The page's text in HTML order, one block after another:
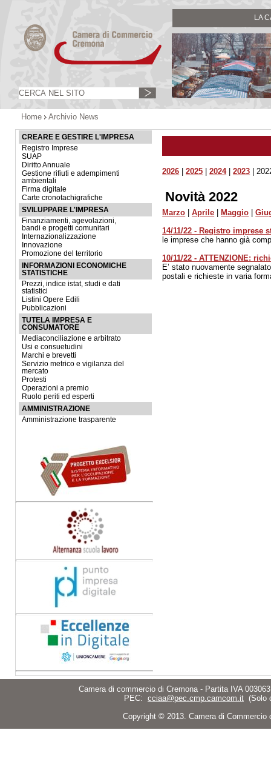
LA
Home Archivio News
CREARE E GESTIRE L'IMPRESA
Registro Imprese
SUAP
Diritto Annuale
Gestione rifiuti e adempimenti
ambientali
Firma digitale
Carte cronotachigrafiche
SVILUPPARE L'IMPRESA
Finanziamenti, agevolazioni,
bandi e progetti comunitari
Internazionalizzazione
Innovazione
Promozione del territorio
INFORMAZIONI ECONOMICHE
STATISTICHE
Prezzi, indice istat, studi e dati
statistici
Listini Opere Edili
Pubblicazioni
TUTELA IMPRESA E
CONSUMATORE
Mediaconciliazione e arbitrato
Usi e consuetudini
Marchi e brevetti
Servizio metrico e vigilanza del
mercato
Protesti
Operazioni a premio
Ruolo periti ed esperti
AMMINISTRAZIONE
Amministrazione trasparente
2026 |2025 |2024|2023 |
Novità 2022
Marzo |Aprile Maggio |
14/11/22 - Registro imprese
le imprese che hanno già
10/11/22 - ATTENZIONE:
E’ stato nuovamente
postali e richieste in varia
Camera di commercio di Cremona - Partita IVA
PEC: cciaa@pec.cmp.camcom.it (Solo
Copyright © 2013. Camera di